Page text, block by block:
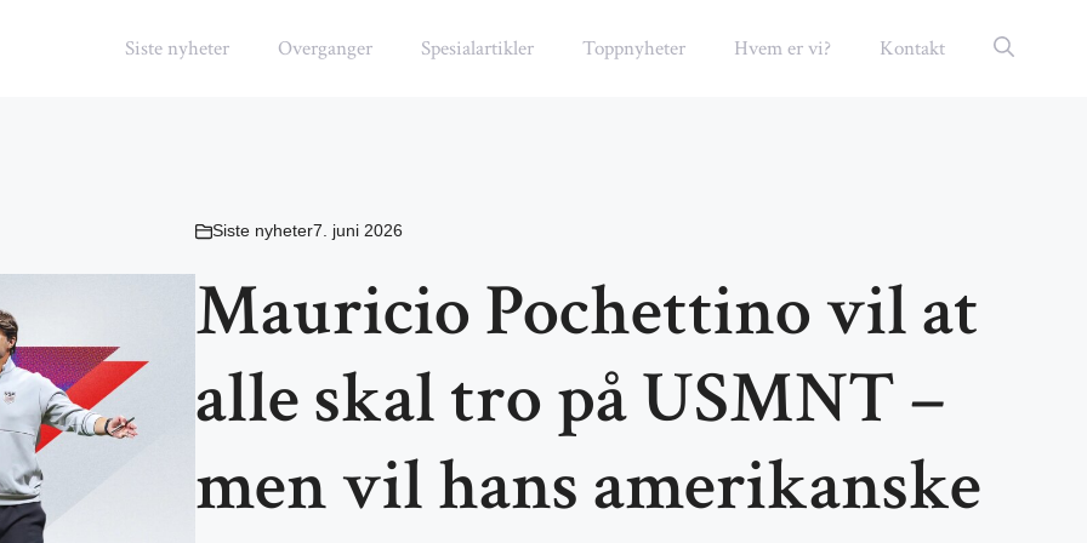
Siste nyheter Overganger Spesialartikler Toppnyheter Hvem er vi? Kontakt
Siste nyheter7. juni 2026
Mauricio Pochettino vil at
alle skal tro på USMNT –
men vil hans amerikanske